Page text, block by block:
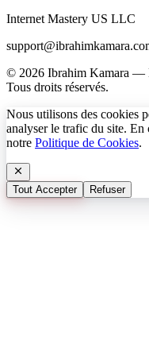
Internet Mastery US LLC
© 2026 Ibrahim Kamara —
Tous droits réservés.
Nous utilisons des cookies
analyser le trafic du site. En
notre Politique de Cookies.
Tout Accepter Refuser